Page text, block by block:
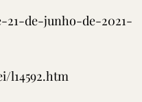
de-junho-de-2021-
l14592.htm